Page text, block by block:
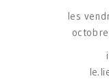
les